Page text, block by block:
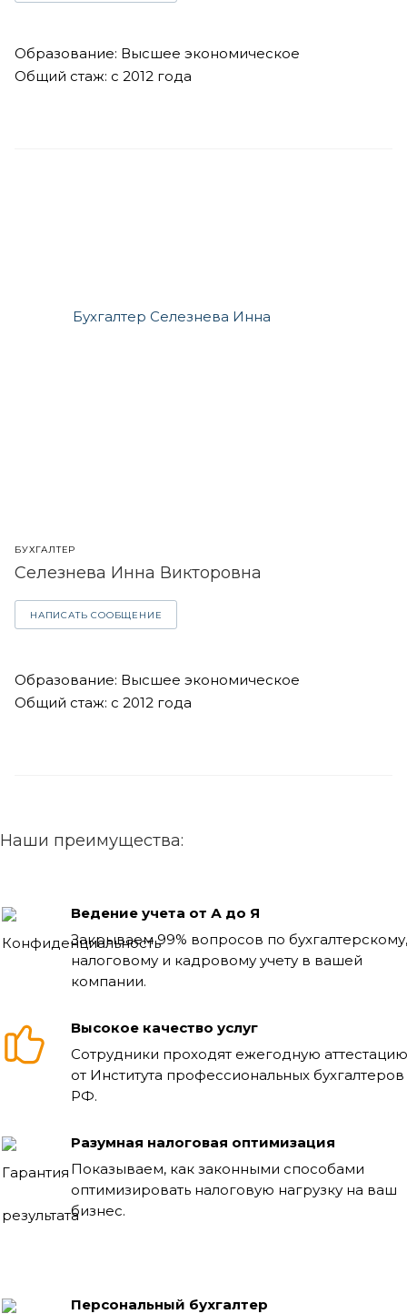
Образование: Высшее экономическое
Общий стаж: с 2012 года
БУХГАЛТЕР
Селезнева Инна Викторовна
НАПИСАТЬ СООБЩЕНИЕ
Образование: Высшее экономическое
Общий стаж: с 2012 года
Наши преимущества:
Ведение учета от А до Я
Закрываем 99% вопросов по бухгалтерскому,
налоговому и кадровому учету в вашей
компании.
Высокое качество услуг
Сотрудники проходят ежегодную аттестацию
от Института профессиональных бухгалтеров
РФ.
Разумная налоговая оптимизация
Показываем, как законными способами
оптимизировать налоговую нагрузку на ваш
бизнес.
Персональный бухгалтер